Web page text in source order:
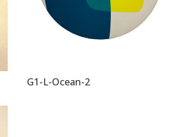
G1-L-Ocean-2